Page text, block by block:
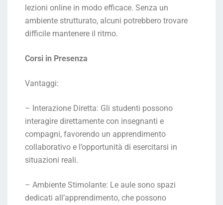
lezioni online in modo efficace. Senza un
ambiente strutturato, alcuni potrebbero trovare
difficile mantenere il ritmo.
Corsi in Presenza
Vantaggi:
– Interazione Diretta: Gli studenti possono
interagire direttamente con insegnanti e
compagni, favorendo un apprendimento
collaborativo e l’opportunità di esercitarsi in
situazioni reali.
– Ambiente Stimolante: Le aule sono spazi
dedicati all’apprendimento, che possono